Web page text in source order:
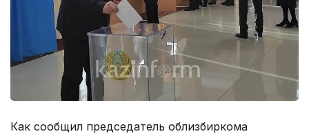
Как сообщил председатель облизбиркома